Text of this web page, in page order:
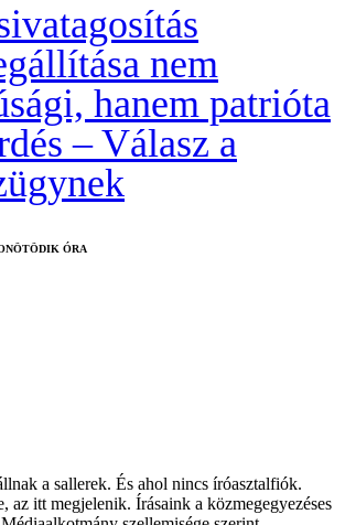
nem
hanem patrióta
– Válasz a
ÓRA
a sallerek. És ahol nincs íróasztalfiók.
az itt megjelenik. Írásaink a közmegegyezéses